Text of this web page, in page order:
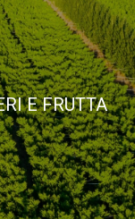
E FRUTTA